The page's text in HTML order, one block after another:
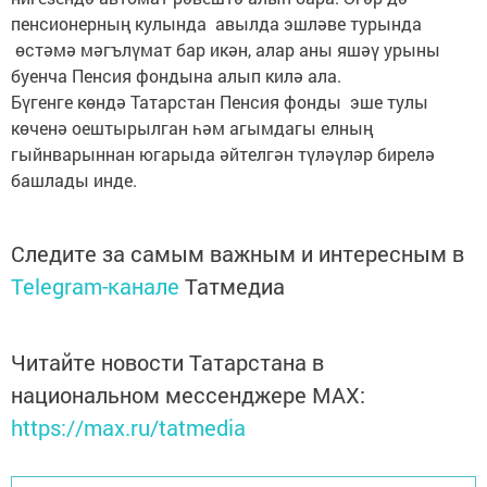
пенсионерның кулында авылда эшләве турында
өстәмә мәгълүмат бар икән, алар аны яшәү урыны
буенча Пенсия фондына алып килә ала.
Бүгенге көндә Татарстан Пенсия фонды эше тулы
көченә оештырылган һәм агымдагы елның
гыйнварыннан югарыда әйтелгән түләүләр бирелә
башлады инде.
Следите за самым важным и интересным в
Telegram-канале Татмедиа
Читайте новости Татарстана в
национальном мессенджере MАХ:
https://max.ru/tatmedia